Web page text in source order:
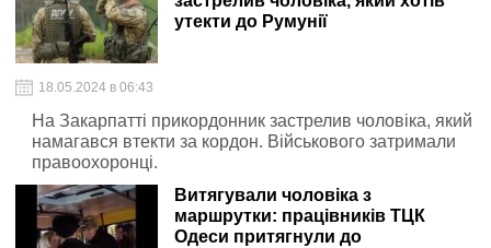
утекти до Румунії
18.05.2024 в 06:43
На Закарпатті прикордонник застрелив чоловіка, який
намагався втекти за кордон. Військового затримали
правоохоронці.
Витягували чоловіка з
маршрутки: працівників ТЦК
Одеси притягнули до